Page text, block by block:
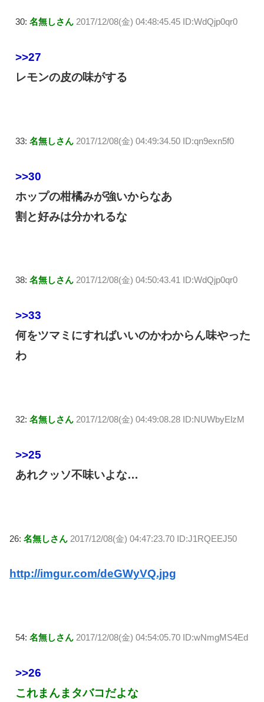
30: 名無しさん 2017/12/08(金) 04:48:45.45 ID:WdQjp0qr0
>>27
レモンの皮の味がする
33: 名無しさん 2017/12/08(金) 04:49:34.50 ID:qn9exn5f0
>>30
ホップの柑橘みが強いからなあ
割と好みは分かれるな
38: 名無しさん 2017/12/08(金) 04:50:43.41 ID:WdQjp0qr0
>>33
何をツマミにすればいいのかわからん味やった
わ
32: 名無しさん 2017/12/08(金) 04:49:08.28 ID:NUWbyElzM
>>25
あれクッソ不味いよな…
26: 名無しさん 2017/12/08(金) 04:47:23.70 ID:J1RQEEJ50
http://imgur.com/deGWyVQ.jpg
54: 名無しさん 2017/12/08(金) 04:54:05.70 ID:wNmgMS4Ed
>>26
これまんまタバコだよな